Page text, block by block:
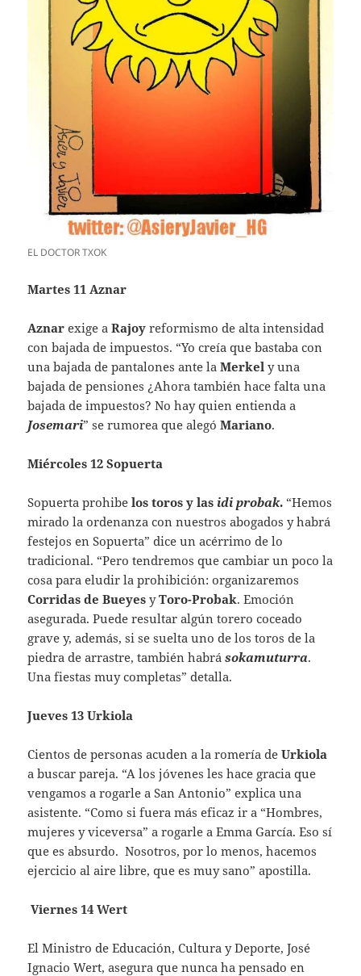
EL DOCTOR TXOK
Martes 11 Aznar
Aznarexige aRajoy reformismo de alta intensidad
con bajada de impuestos. “Yo creía que bastaba con
una bajada de pantalones ante laMerkel y una
bajada de pensiones ¿Ahora también hace falta una
bajada de impuestos? No hay quien entienda a
Josemari” se rumorea que alegóMariano.
Miércoles 12 Sopuerta
Sopuerta prohibe los toros y las idi probak. “Hemos
mirado la ordenanza con nuestros abogados y habrá
festejos en Sopuerta” dice un acérrimo de lo
tradicional. “Pero tendremos que cambiar un poco la
cosa para eludir la prohibición: organizaremos
Corridas de Bueyes yToro-Probak. Emoción
asegurada. Puede resultar algún torero coceado
grave y, además, si se suelta uno de los toros de la
piedra de arrastre, también habrásokamuturra.
Una fiestas muy completas” detalla.
Jueves 13 Urkiola
Cientos de personas acuden a la romería deUrkiola
a buscar pareja. “A los jóvenes les hace gracia que
vengamos a rogarle a San Antonio” explica una
asistente. “Como si fuera más eficaz ir a “Hombres,
mujeres y viceversa” a rogarle a Emma García. Eso sí
que es absurdo. Nosotros, por lo menos, hacemos
ejercicio al aire libre, que es muy sano” apostilla.
Viernes 14 Wert
El Ministro de Educación, Cultura y Deporte, José
Ignacio Wert, asegura que nunca ha pensado en